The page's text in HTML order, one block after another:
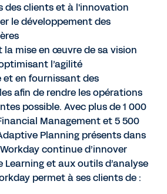
des clients et à l'innovation
le développement des
la mise en œuvre de sa vision
l’agilité
en fournissant des
afin de rendre les opérations
possible. Avec plus de 1 000
Management et 5 500
Planning présents dans
continue d’innover
Learning et aux outils d’analyse
permet à ses clients de :